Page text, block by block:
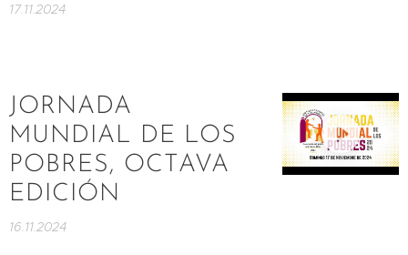
17.11.2024
JORNADA
MUNDIAL DE LOS
POBRES, OCTAVA
EDICIÓN
16.11.2024